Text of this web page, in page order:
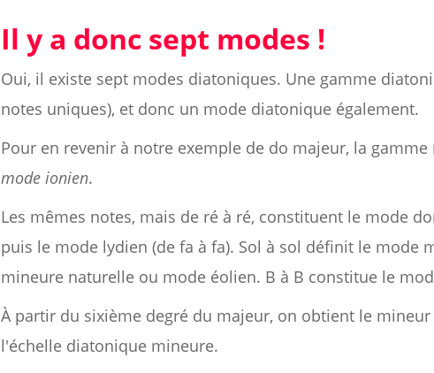
Il y a donc sept modes !
Oui, il existe sept modes diatoniques. Une gamme
notes uniques), et donc un mode diatonique également.
Pour en revenir à notre exemple de do majeur, la
mode ionien.
Les mêmes notes, mais de ré à ré, constituent le mode
puis le mode lydien (de fa à fa). Sol à sol définit le mode
mineure naturelle ou mode éolien. B à B constitue le
À partir du sixième degré du majeur, on obtient le
l'échelle diatonique mineure.